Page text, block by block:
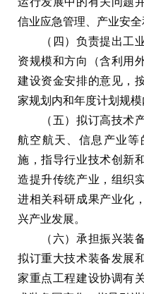
信业应急管理、产业安全
（四）负责提出工业
资规模和方向（含利用
建设资金安排的意见，
家规划内和年度计划规模
（五）拟订高技术产
航空航天、信息产业
施，指导行业技术创新
造提升传统产业，组织
进相关科研成果产业化
兴产业发展。
（六）承担振兴装备
拟订重大技术装备发展
家重点工程建设协调有